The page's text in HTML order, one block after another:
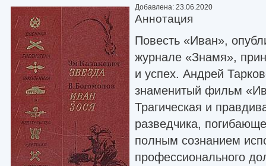
Добавлена: 23.06.2020
Аннотация
Повесть «Иван»,
журнале «Знамя»,
и успех. Андрей
знаменитый фильм
Трагическая и
разведчика,
полным сознанием
профессионального